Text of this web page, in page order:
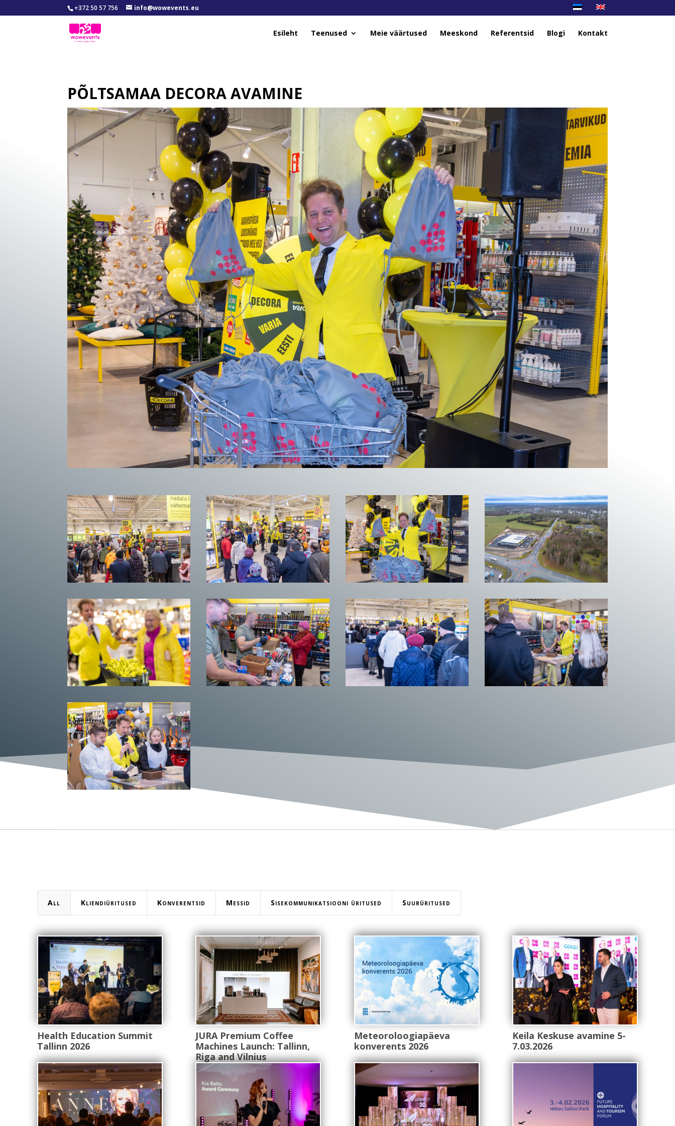
+372 50 57 756 info@wowevents.eu
Esileht Teenused Meie väärtused Meeskond Referentsid Blogi Kontakt
PÕLTSAMAA DECORA AVAMINE
All Kliendiüritused Konverentsid Messid Sisekommunikatsiooni üritused Suurüritused
Health Education Summit
Tallinn 2026
JURA Premium Coffee
Machines Launch: Tallinn,
Riga and Vilnius
Meteoroloogiapäeva
konverents 2026
Keila Keskuse avamine 5-
7.03.2026